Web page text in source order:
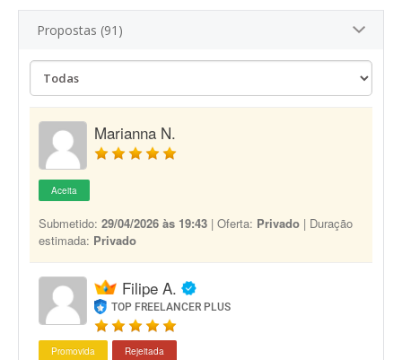
Propostas (91)
Marianna N.
Aceita
Submetido: 29/04/2026 às 19:43 | Oferta: Privado | Duração
estimada: Privado
Filipe A.
TOP FREELANCER PLUS
Promovida Rejeitada